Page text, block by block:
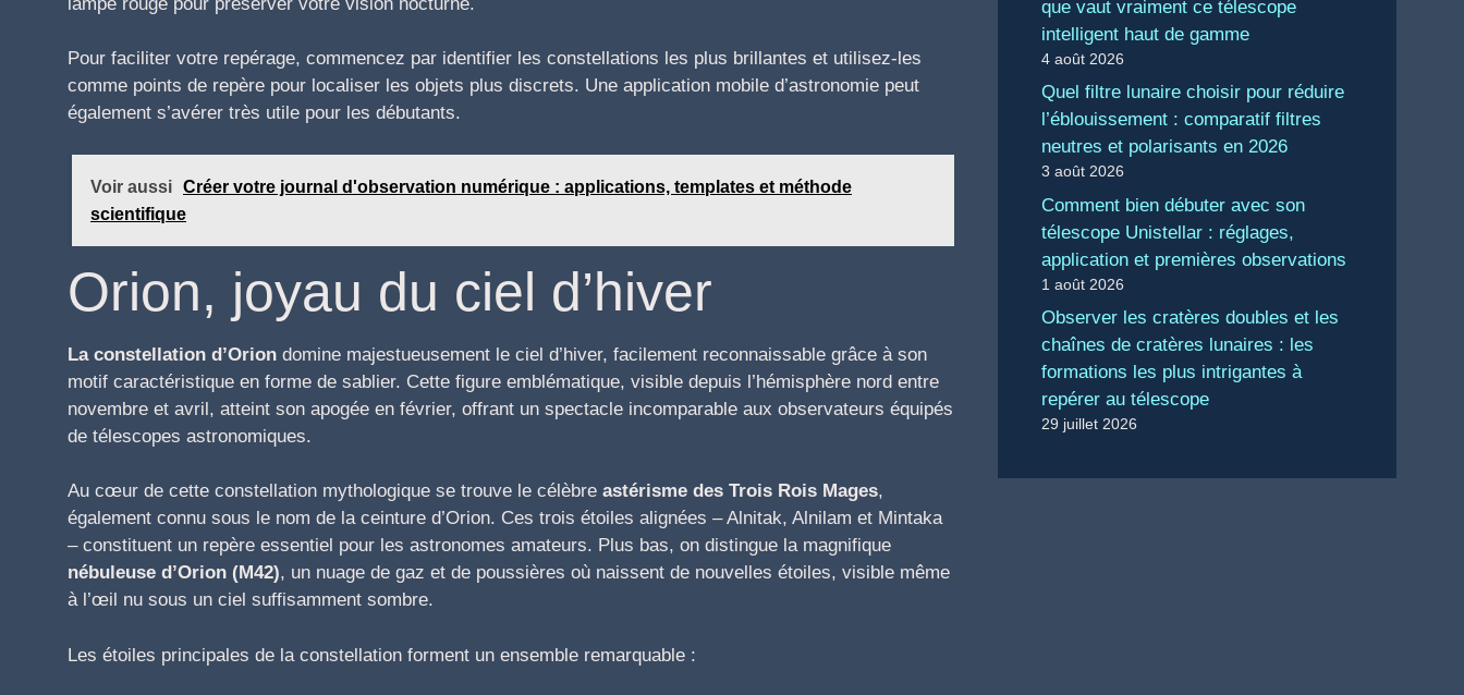
Pour faciliter votre repérage, commencez par identifier les constellations les plus brillantes et utilisez-les
comme points de repère pour localiser les objets plus discrets. Une application mobile d’astronomie peut
également s’avérer très utile pour les débutants.
Voir aussi Créer votre journal d'observation numérique : applications, templates et méthode
scientifique
Orion, joyau du ciel d’hiver
La constellation d’Orion domine majestueusement le ciel d’hiver, facilement reconnaissable grâce à son
motif caractéristique en forme de sablier. Cette figure emblématique, visible depuis l’hémisphère nord entre
novembre et avril, atteint son apogée en février, offrant un spectacle incomparable aux observateurs équipés
de télescopes astronomiques.
Au cœur de cette constellation mythologique se trouve le célèbre astérisme des Trois Rois Mages,
également connu sous le nom de la ceinture d’Orion. Ces trois étoiles alignées – Alnitak, Alnilam et Mintaka
– constituent un repère essentiel pour les astronomes amateurs. Plus bas, on distingue la magnifique
nébuleuse d’Orion (M42), un nuage de gaz et de poussières où naissent de nouvelles étoiles, visible même
à l’œil nu sous un ciel suffisamment sombre.
Les étoiles principales de la constellation forment un ensemble remarquable :
que vaut vraiment ce télescope
intelligent haut de gamme
4 août 2026
Quel filtre lunaire choisir pour réduire
l’éblouissement : comparatif filtres
neutres et polarisants en 2026
3 août 2026
Comment bien débuter avec son
télescope Unistellar : réglages,
application et premières observations
1 août 2026
Observer les cratères doubles et les
chaînes de cratères lunaires : les
formations les plus intrigantes à
repérer au télescope
29 juillet 2026